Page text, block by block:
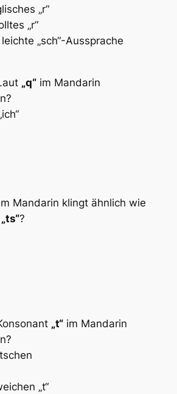
„r“
„r“
„sch“-Aussprache
„q“im Mandarin
Mandarin klingt ähnlich wie
„ts“?
„t“im Mandarin
„t“